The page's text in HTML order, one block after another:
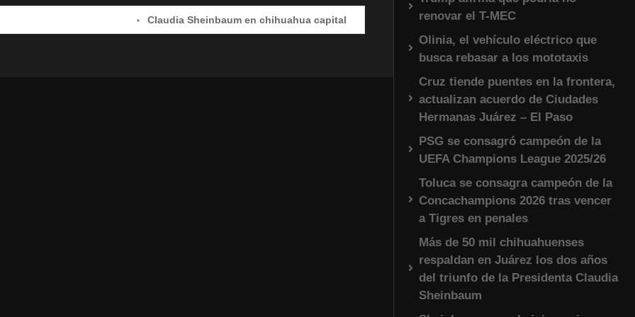
Claudia Sheinbaum en chihuahua capital #EnVivo | DÍA 2: Audiencia en la Corte Internacional por
renovar el T-MEC
Olinia, el vehículo eléctrico que
busca rebasar a los mototaxis
Cruz tiende puentes en la frontera,
actualizan acuerdo de Ciudades
Hermanas Juárez – El Paso
PSG se consagró campeón de la
UEFA Champions League 2025/26
Toluca se consagra campeón de la
Concachampions 2026 tras vencer
a Tigres en penales
Más de 50 mil chihuahuenses
respaldan en Juárez los dos años
del triunfo de la Presidenta Claudia
Sheinbaum